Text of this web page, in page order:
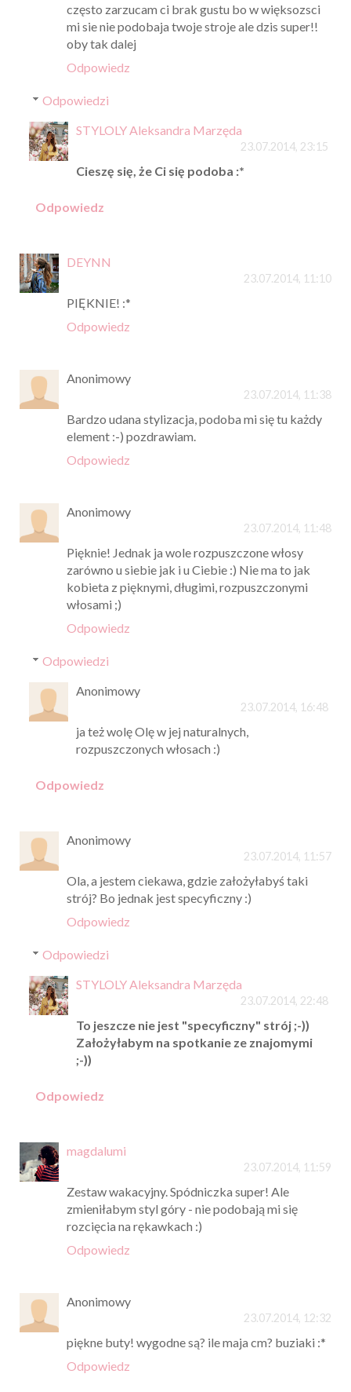
często zarzucam ci brak gustu bo w więksozsci
mi sie nie podobaja twoje stroje ale dzis super!!
oby tak dalej
Odpowiedz
Odpowiedzi
STYLOLY Aleksandra Marzęda
23.07.2014, 23:15
Cieszę się, że Ci się podoba :*
Odpowiedz
DEYNN
23.07.2014, 11:10
PIĘKNIE! :*
Odpowiedz
Anonimowy
23.07.2014, 11:38
Bardzo udana stylizacja, podoba mi się tu każdy
element :-) pozdrawiam.
Odpowiedz
Anonimowy
23.07.2014, 11:48
Pięknie! Jednak ja wole rozpuszczone włosy
zarówno u siebie jak i u Ciebie :) Nie ma to jak
kobieta z pięknymi, długimi, rozpuszczonymi
włosami ;)
Odpowiedz
Odpowiedzi
Anonimowy
23.07.2014, 16:48
ja też wolę Olę w jej naturalnych,
rozpuszczonych włosach :)
Odpowiedz
Anonimowy
23.07.2014, 11:57
Ola, a jestem ciekawa, gdzie założyłabyś taki
strój? Bo jednak jest specyficzny :)
Odpowiedz
Odpowiedzi
STYLOLY Aleksandra Marzęda
23.07.2014, 22:48
To jeszcze nie jest "specyficzny" strój ;-))
Założyłabym na spotkanie ze znajomymi
;-))
Odpowiedz
magdalumi
23.07.2014, 11:59
Zestaw wakacyjny. Spódniczka super! Ale
zmieniłabym styl góry - nie podobają mi się
rozcięcia na rękawkach :)
Odpowiedz
Anonimowy
23.07.2014, 12:32
piękne buty! wygodne są? ile maja cm? buziaki :*
Odpowiedz